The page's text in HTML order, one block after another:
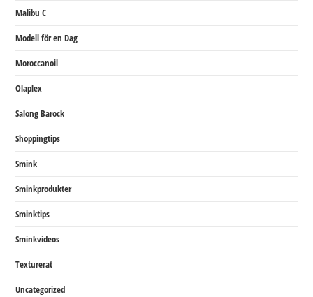
Malibu C
Modell för en Dag
Moroccanoil
Olaplex
Salong Barock
Shoppingtips
Smink
Sminkprodukter
Sminktips
Sminkvideos
Texturerat
Uncategorized